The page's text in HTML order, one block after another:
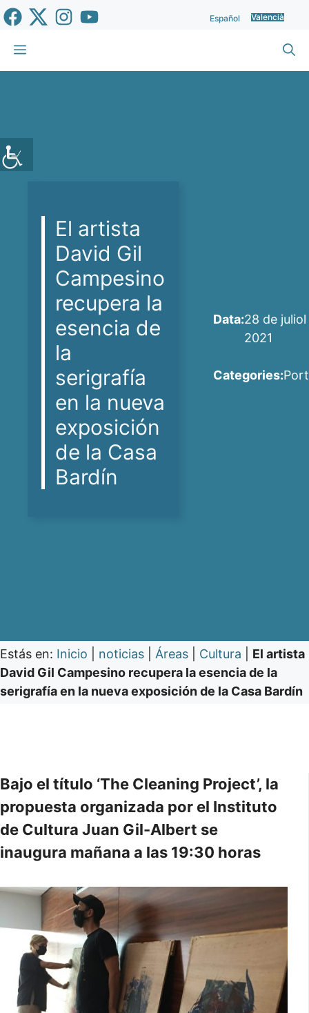
Vés
al
contingut
Español Valencià
Menu
El artista
David Gil
Campesino
recupera la
esencia de
la
serigrafía
en la nueva
exposición
de la Casa
Bardín
Data:28 de juliol
2021
Categories:
Estás en: Inicio noticias Áreas Cultura
El artista
David Gil Campesino recupera la esencia de la
serigrafía en la nueva exposición de la Casa Bardín
Bajo el título ‘The Cleaning Project’, la
propuesta organizada por el Instituto
de Cultura Juan Gil-Albert se
inaugura mañana a las 19:30 horas